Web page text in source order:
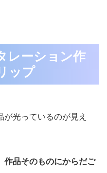
レーション作
ップ
光っているのが見え
作品そのものにからだご